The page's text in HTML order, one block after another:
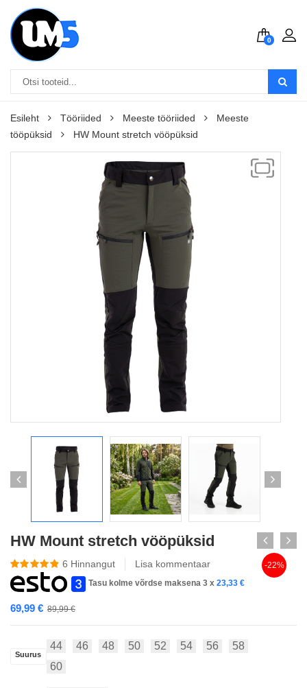
0
Esileht Tööriided Meeste tööriided
Meeste
tööpüksid
HW Mount stretch vööpüksid
HW Mount stretch vööpüksid
6 Hinnangut Lisa kommentaar
Tasu kolme võrdse maksena 3 x 23,33 €
89,99€
69,99 €
-22%
Suurus
44 46 48 50 52 54 56
58
60